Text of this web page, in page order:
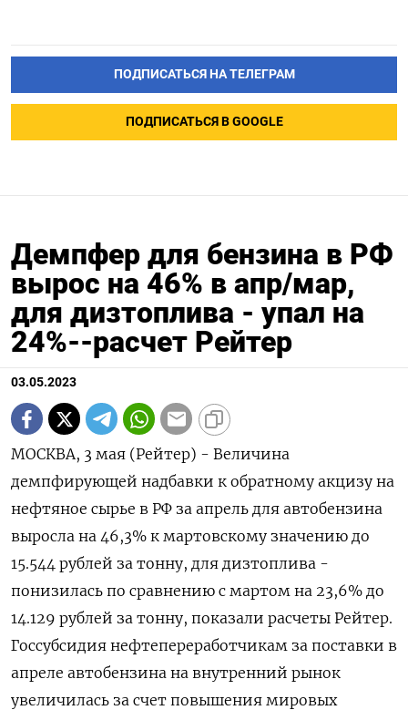
ПОДПИСАТЬСЯ НА ТЕЛЕГРАМ
ПОДПИСАТЬСЯ В GOOGLE
Демпфер для бензина в РФ
вырос на 46% в апр/мар,
для дизтоплива - упал на
24%--расчет Рейтер
03.05.2023
МОСКВА, 3 мая (Рейтер) - Величина
демпфирующей надбавки к обратному акцизу на
нефтяное сырье в РФ за апрель для автобензина
выросла на 46,3% к мартовскому значению до
15.544 рублей за тонну, для дизтоплива -
понизилась по сравнению с мартом на 23,6% до
14.129 рублей за тонну, показали расчеты Рейтер.
Госсубсидия нефтепереработчикам за поставки в
апреле автобензина на внутренний рынок
увеличилась за счет повышения мировых